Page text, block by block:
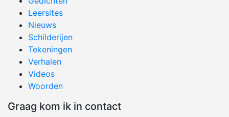
Leersites
Nieuws
Schilderijen
Tekeningen
Verhalen
Videos
Woorden
Graag kom ik in contact